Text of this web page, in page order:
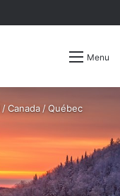
Menu
/Canada /Québec